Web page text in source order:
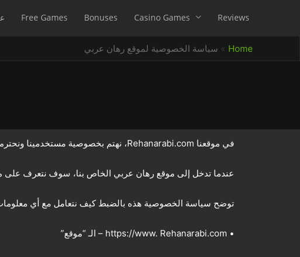
Free Games Bonuses Casino Games Reviews
Home سياسة الخصوصية لموقع رهان عربي
في موقعنا Rehanarabi.com، نهتم بخصوصية مستخدمينا ونحترمها.
عندما تدخل إلى موقع رهان عربي الخاص بنا، سوف نتعرف
توضح سياسة الخصوصية هذه بالضبط كيف نتعامل مع أي معلومات
• https://www. Rehanarabi.com – الـ “موقع”